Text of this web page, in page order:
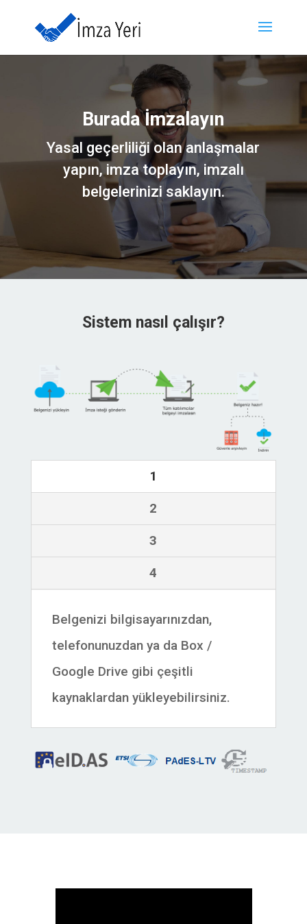
Burada İmzalayın
Yasal geçerliliği olan anlaşmalar
yapın, imza toplayın, imzalı
belgelerinizi saklayın.
Sistem nasıl çalışır?
1
2
3
4
Belgenizi bilgisayarınızdan,
telefonunuzdan ya da Box /
Google Drive gibi çeşitli
kaynaklardan yükleyebilirsiniz.